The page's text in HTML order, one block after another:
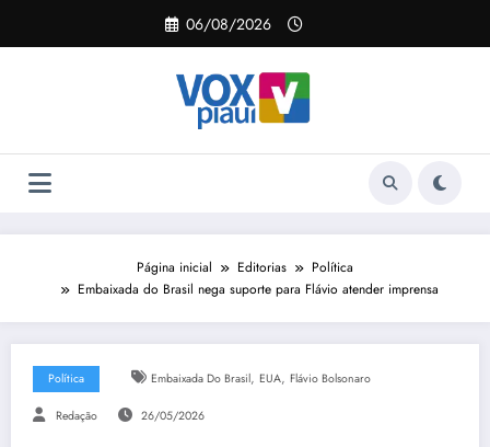
o
06/08/2026
Página inicial Editorias
Política
Embaixada do Brasil nega suporte para Flávio atender imprensa
Política Embaixada Do Brasil, EUA, Flávio Bolsonaro
Redação 26/05/2026